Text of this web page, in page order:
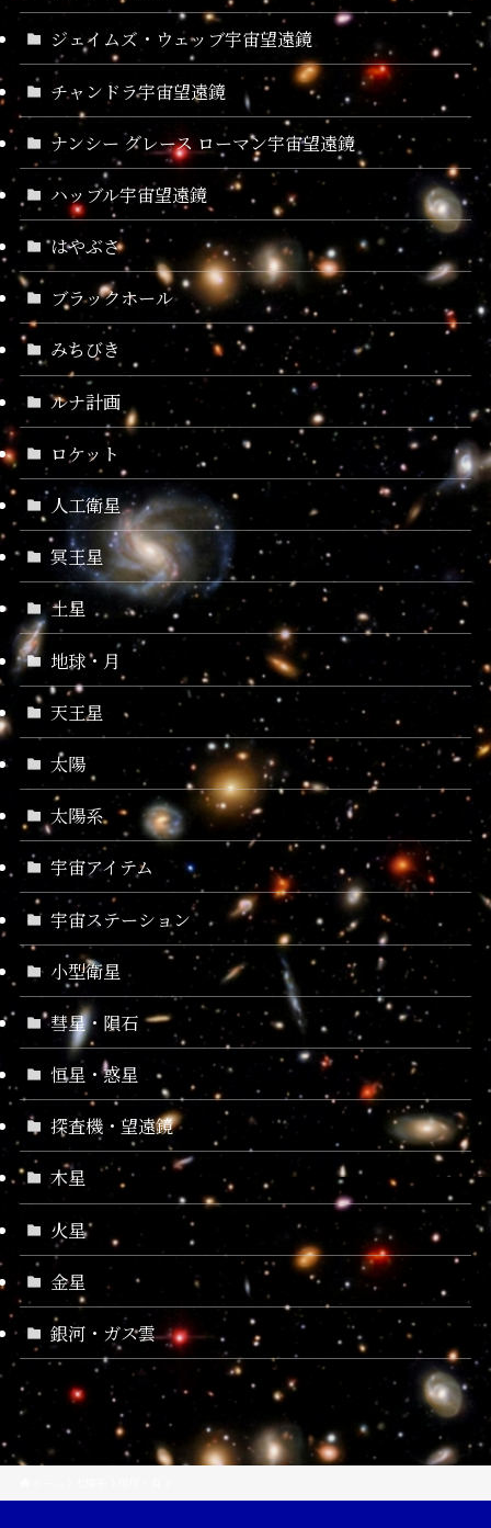
ジェイムズ・ウェッブ宇宙望遠鏡
チャンドラ宇宙望遠鏡
ナンシー グレース ローマン宇宙望遠鏡
ハッブル宇宙望遠鏡
はやぶさ
ブラックホール
みちびき
ルナ計画
ロケット
人工衛星
冥王星
土星
地球・月
天王星
太陽
太陽系
宇宙アイテム
宇宙ステーション
小型衛星
彗星・隕石
恒星・惑星
探査機・望遠鏡
木星
火星
金星
銀河・ガス雲